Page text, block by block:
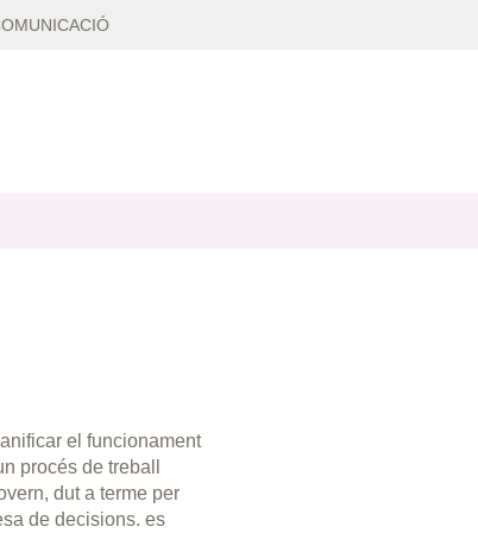
el funcionament
procés de treball
dut a terme per
de decisions. es